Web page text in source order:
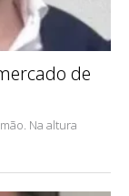
de
Na altura